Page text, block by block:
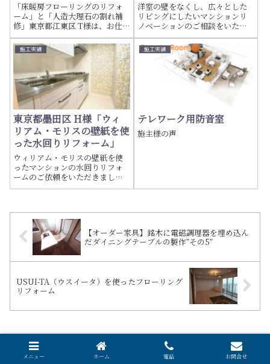
「床暖房フローリングのリフォ
ーム」と「人造大理石の割れ補
修」東京都江東区 T様は、お仕
事用の中古マンションをご購入
され、リフォーム工事の依頼を
いただきました。現状渡し（中
古の現状のままの引き渡し）の
ため、経年劣化がひどく、壁紙
（クロス）と、...
洋室の壁をなくし、広々とした
リビングにしたいマンションリ
ノベーションのご相談をいただ
きました。将来的に「壁がなく
なったあと、家庭用スライディ
ングウォールを取り付ける」こ
とも視野に入れて欲しいという
ご依頼でした。間取りを変える
リノベーションは...
施工実績
東京都墨田区 H様「ウィ
リアム・モリスの壁紙を使
った水回りリフォーム」
ウィリアム・モリスの壁紙を使
ったマンションの水回りリフォ
ームのご依頼をいただきまし
た。設備はショールームでご覧
いただきました。また、壁紙に
はウィリアム・モリスをお選び
いただきました。三...
施工実績
テレワーク用防音室
施主様の声
【オーダー家具】銘木に電磁調理器を埋め込ん
だダイニングテーブルの製作”その5”
USUI-TA（ウスイータ）を使ったフローリング
リフォーム
ホーム 施工実績
メニュー ホーム 電話 お問合せ